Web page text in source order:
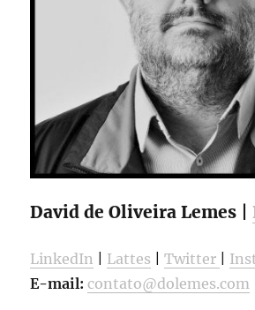
David de Oliveira Lemes |
LinkedIn Lattes |Twitter
E-mail: contato@dolemes.com